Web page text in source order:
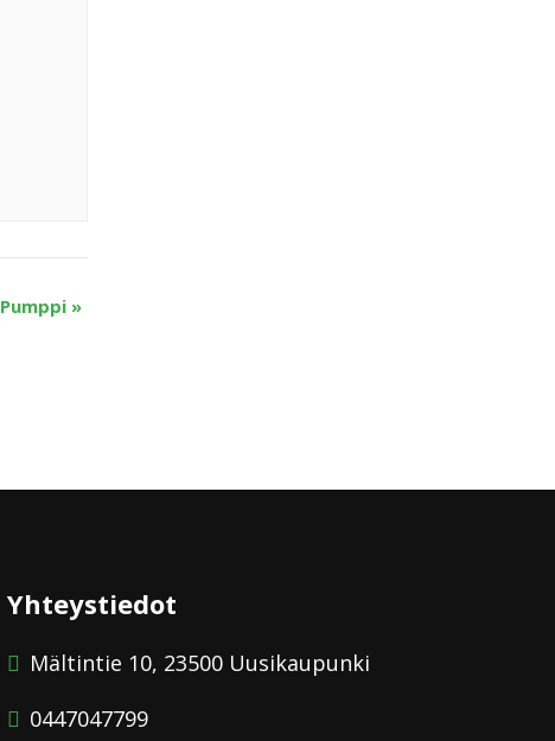
Pumppi »
Yhteystiedot
Mältintie 10, 23500 Uusikaupunki
0447047799